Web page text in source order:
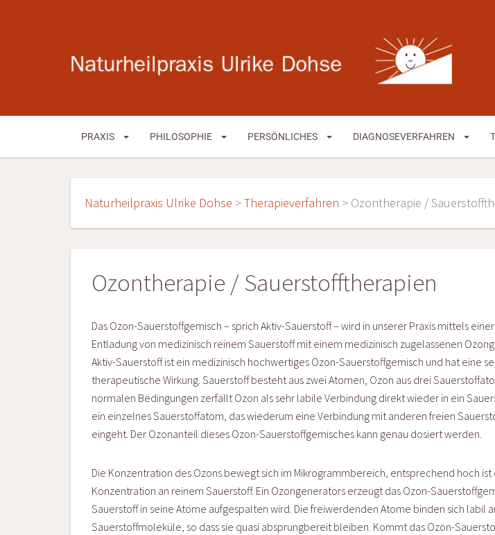
PRAXIS PHILOSOPHIE PERSÖNLICHES DIAGNOSEVERFAHREN
Naturheilpraxis Ulrike Dohse >Therapieverfahren > Ozontherapie /
Ozontherapie / Sauerstofftherapien
Das Ozon-Sauerstoffgemisch – sprich Aktiv-Sauerstoff – wird in unserer Praxis mittels
Entladung von medizinisch reinem Sauerstoff mit einem medizinisch zugelassenen
Aktiv-Sauerstoff ist ein medizinisch hochwertiges Ozon-Sauerstoffgemisch und hat eine
therapeutische Wirkung. Sauerstoff besteht aus zwei Atomen, Ozon aus drei
normalen Bedingungen zerfällt Ozon als sehr labile Verbindung direkt wieder in ein
ein einzelnes Sauerstoffatom, das wiederum eine Verbindung mit anderen freien
eingeht. Der Ozonanteil dieses Ozon-Sauerstoffgemisches kann genau dosiert werden.
Die Konzentration des Ozons bewegt sich im Mikrogrammbereich, entsprechend hoch ist
Konzentration an reinem Sauerstoff. Ein Ozongenerators erzeugt das Ozon-
Sauerstoff in seine Atome aufgespalten wird. Die freiwerdenden Atome binden sich labil
Sauerstoffmoleküle, so dass sie quasi absprungbereit bleiben. Kommt das Ozon-